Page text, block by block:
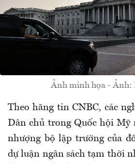
Ảnh minh họa - Ảnh:
Theo hãng tin CNBC, các
Dân chủ trong Quốc hội Mỹ
nhượng bộ lập trường của
dự luận ngân sách tạm thời